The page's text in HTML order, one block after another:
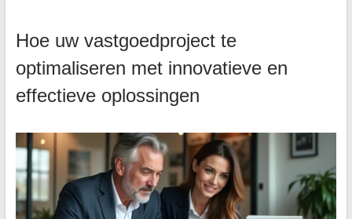
Hoe uw vastgoedproject te
optimaliseren met innovatieve en
effectieve oplossingen